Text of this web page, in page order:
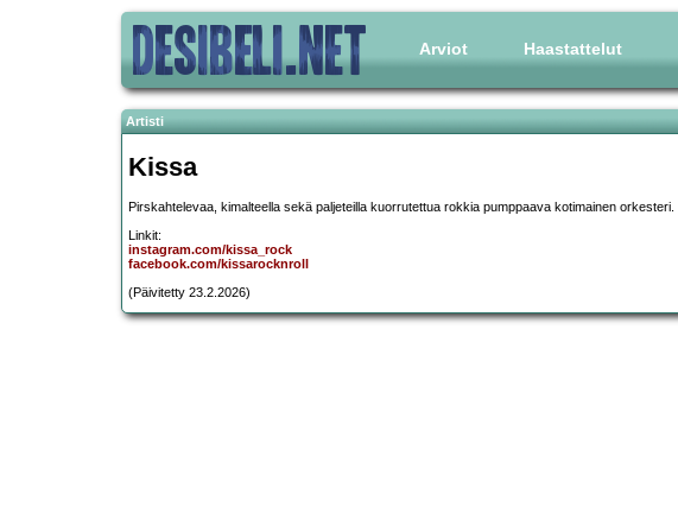
Arviot Haastattelut
Artisti
Kissa
Pirskahtelevaa, kimalteella sekä paljeteilla kuorrutettua rokkia pumppaava kotimainen orkesteri.
Linkit:
instagram.com/kissa_rock
facebook.com/kissarocknroll
(Päivitetty 23.2.2026)